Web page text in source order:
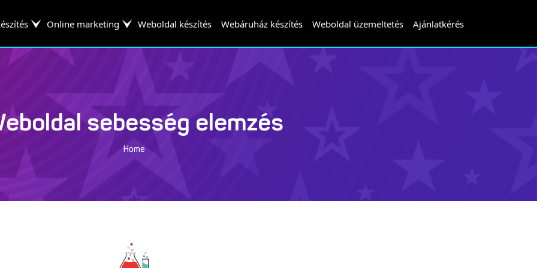
Online marketing Weboldal készítés Webáruház készítés Weboldal üzemeltetés Ajánlatkérés
sebesség elemzés
Home